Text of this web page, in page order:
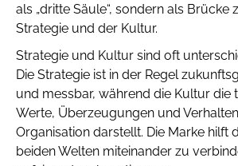
als „dritte Säule“, sondern als Brücke
Strategie und der Kultur.
Strategie und Kultur sind oft
Die Strategie ist in der Regel
und messbar, während die Kultur die
Werte, Überzeugungen und
Organisation darstellt. Die Marke hilft
beiden Welten miteinander zu